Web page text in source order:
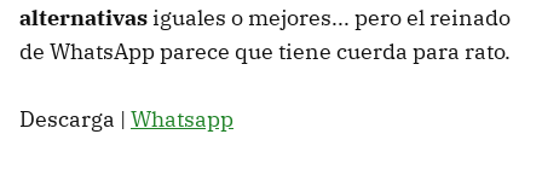
alternativas iguales o mejores... pero el reinado
de WhatsApp parece que tiene cuerda para rato.
Descarga | Whatsapp